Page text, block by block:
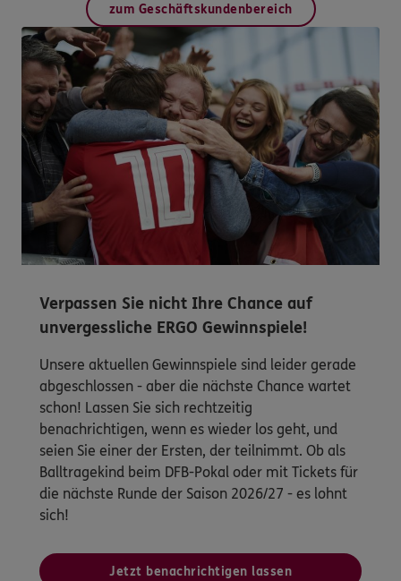
zum Geschäftskundenbereich
Verpassen Sie nicht Ihre Chance auf
unvergessliche ERGO Gewinnspiele!
Unsere aktuellen Gewinnspiele sind leider gerade
abgeschlossen - aber die nächste Chance wartet
schon! Lassen Sie sich rechtzeitig
benachrichtigen, wenn es wieder los geht, und
seien Sie einer der Ersten, der teilnimmt. Ob als
Balltragekind beim DFB-Pokal oder mit Tickets für
die nächste Runde der Saison 2026/27 - es lohnt
sich!
Jetzt benachrichtigen lassen